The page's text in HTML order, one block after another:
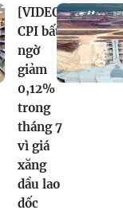
[VIDEO]
CPI bất
ngờ
giảm
0,12%
trong
tháng 7
vì giá
xăng
dầu lao
dốc